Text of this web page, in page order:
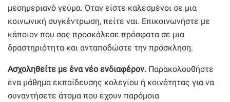
μεσημεριανό γεύμα. Όταν είστε καλεσμένοι σε μια
κοινωνική συγκέντρωση, πείτε ναι. Επικοινωνήστε με
κάποιον που σας προσκάλεσε πρόσφατα σε μια
δραστηριότητα και ανταποδώστε την πρόσκληση.
Ασχοληθείτε με ένα νέο ενδιαφέρον. Παρακολουθήστε
ένα μάθημα εκπαίδευσης κολεγίου ή κοινότητας για να
συναντήσετε άτομα που έχουν παρόμοια